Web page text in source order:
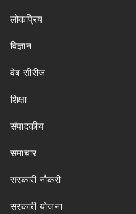
लोकप्रिय
विज्ञान
वेब सीरीज
शिक्षा
संपादकीय
समाचार
सरकारी नौकरी
सरकारी योजना